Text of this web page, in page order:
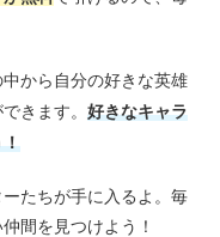
から自分の好きな英雄
きます。 好きなキャラ
！
たちが手に入るよ。毎
間を見つけよう！